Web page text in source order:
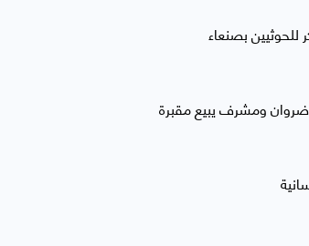
ومشرف يبيع مقبرة